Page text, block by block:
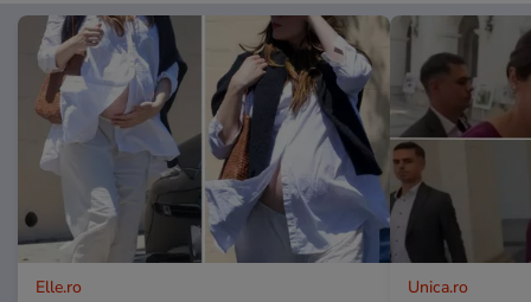
Elle.ro Unica.ro